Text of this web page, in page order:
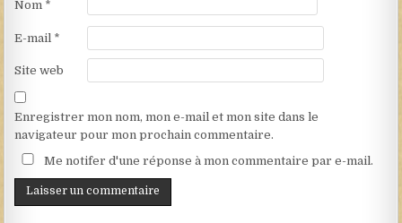
Nom *
E-mail *
Site web
Enregistrer mon nom, mon e-mail et mon site dans le
navigateur pour mon prochain commentaire.
Me notifer d'une réponse à mon commentaire par e-mail.